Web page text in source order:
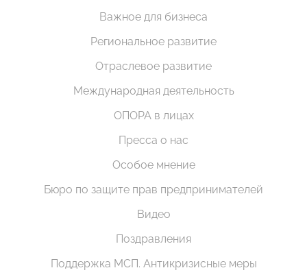
Важное для бизнеса
Региональное развитие
Отраслевое развитие
Международная деятельность
ОПОРА в лицах
Пресса о нас
Особое мнение
Бюро по защите прав предпринимателей
Видео
Поздравления
Поддержка МСП. Антикризисные меры